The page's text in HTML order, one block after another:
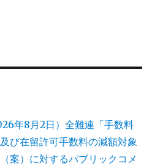
年8月2日）全難連「手数料
び在留許可手数料の減額対象
案）に対するパブリックコメ